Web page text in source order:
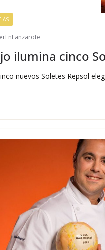
ilumina cinco
nuevos Soletes Repsol